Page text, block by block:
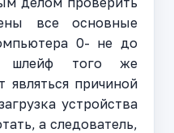
все основные
0- не до
шлейф того же
причиной
устройства
а следователь,